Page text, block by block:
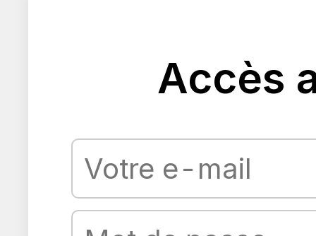
Accès